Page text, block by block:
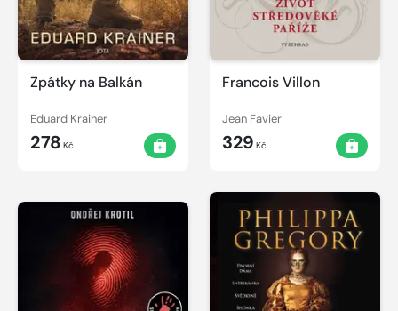
Zpátky na Balkán
Eduard Krainer
278 Kč
Francois Villon
Jean Favier
329 Kč